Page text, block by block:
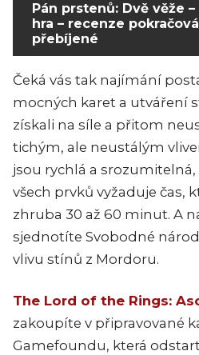
Pán prstenů: Dvě věže
hra – recenze
přebíjené
Čeká vás tak najímání
mocných karet a utváření
získali na síle a přitom
tichým, ale neustálým
jsou rychlá a
všech prvků vyžaduje čas,
zhruba 30 až 60 minut. A
sjednotíte Svobodné
vlivu stínů z Mordoru.
The Lord of the Rings:
zakoupíte v připravované
Gamefoundu, která